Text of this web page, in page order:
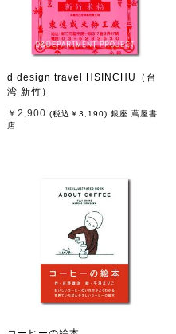
d design travel HSINCHU（台
湾 新竹）
￥2,900 (税込 ￥3,190) 銀座 蔦屋書
店